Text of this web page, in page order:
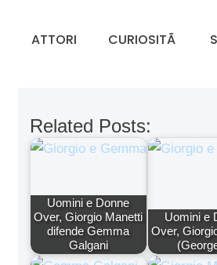
ATTORI CURIOSITÃ
Related Posts:
Uomini e Donne
Over, Giorgio Manetti
difende Gemma
Galgani
Uomini e
Over,